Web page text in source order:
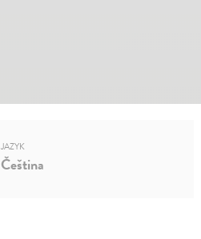
JAZYK
Čeština